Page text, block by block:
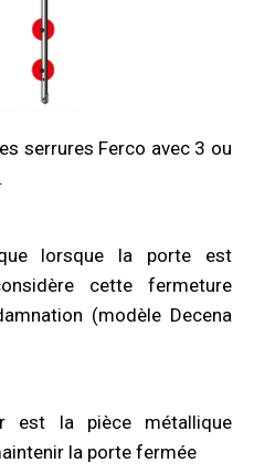
serrures Ferco avec 3 ou
lorsque la porte est
cette fermeture
(modèle Decena
est la pièce métallique
la porte fermée